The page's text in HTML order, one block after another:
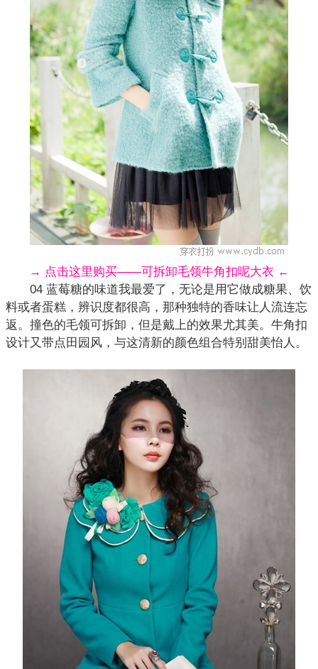
→ 点击这里购买——可拆卸毛领牛角扣呢大衣 ←
04 蓝莓糖的味道我最爱了，无论是用它做成糖果、饮
料或者蛋糕，辨识度都很高，那种独特的香味让人流连忘
返。撞色的毛领可拆卸，但是戴上的效果尤其美。牛角扣
设计又带点田园风，与这清新的颜色组合特别甜美怡人。